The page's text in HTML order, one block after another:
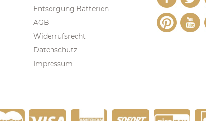
Entsorgung Batterien
AGB
Widerrufsrecht
Datenschutz
Impressum